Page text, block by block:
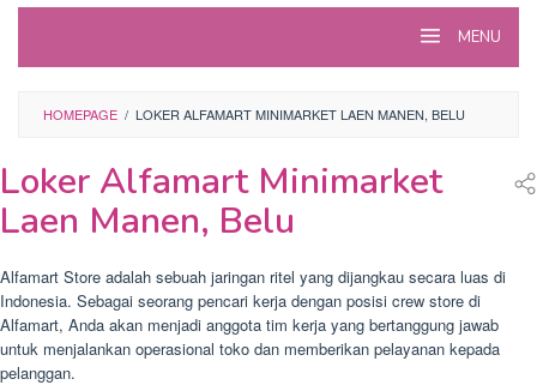
MENU
HOMEPAGE / LOKER ALFAMART MINIMARKET LAEN MANEN, BELU
Loker Alfamart Minimarket
Laen Manen, Belu
Alfamart Store adalah sebuah jaringan ritel yang dijangkau secara luas di
Indonesia. Sebagai seorang pencari kerja dengan posisi crew store di
Alfamart, Anda akan menjadi anggota tim kerja yang bertanggung jawab
untuk menjalankan operasional toko dan memberikan pelayanan kepada
pelanggan.